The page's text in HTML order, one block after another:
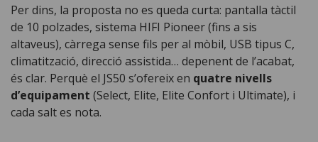
Per dins, la proposta no es queda curta: pantalla tàctil
de 10 polzades, sistema HIFI Pioneer (fins a sis
altaveus), càrrega sense fils per al mòbil, USB tipus C,
climatització, direcció assistida… depenent de l’acabat,
és clar. Perquè el JS50 s’ofereix en quatre nivells
d’equipament (Select, Elite, Elite Confort i Ultimate), i
cada salt es nota.